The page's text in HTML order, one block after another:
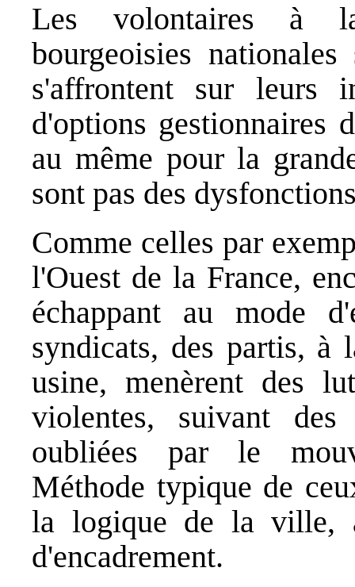
Les volontaires à
bourgeoisies
s'affrontent sur leurs
d'options gestionnaires
au même pour la
sont pas des
Comme celles par
l'Ouest de la France,
échappant au mode
syndicats, des partis, à
usine, menèrent des
violentes, suivant des
oubliées par le
Méthode typique de
la logique de la ville,
d'encadrement.